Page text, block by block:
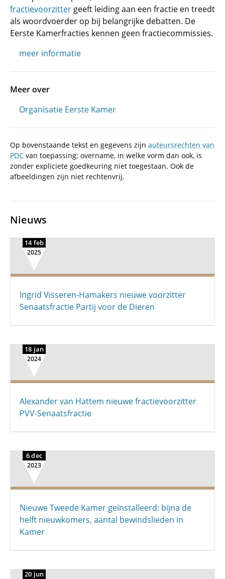
fractievoorzitter geeft leiding aan een fractie en treedt
als woordvoerder op bij belangrijke debatten. De
Eerste Kamerfracties kennen geen fractiecommissies.
meer informatie
Meer over
Organisatie Eerste Kamer
Op bovenstaande tekst en gegevens zijn auteursrechten van
PDC van toepassing; overname, in welke vorm dan ook, is
zonder expliciete goedkeuring niet toegestaan. Ook de
afbeeldingen zijn niet rechtenvrij.
Nieuws
14 feb
2025
Ingrid Visseren-Hamakers nieuwe voorzitter
Senaatsfractie Partij voor de Dieren
18 jan
2024
Alexander van Hattem nieuwe fractievoorzitter
PVV-Senaatsfractie
6 dec
2023
Nieuwe Tweede Kamer geïnstalleerd: bijna de
helft nieuwkomers, aantal bewindslieden in
Kamer
20 jun